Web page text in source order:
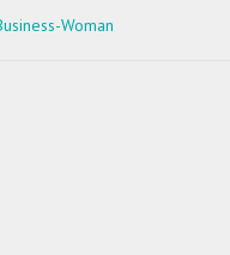
Woman